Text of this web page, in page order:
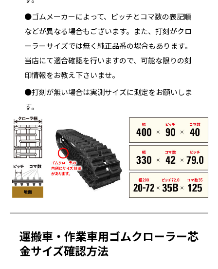
●ゴムメーカーによって、ピッチとコマ数の表記順
などが異なる場合もございます。また、打刻がクロ
ーラーサイズでは無く純正品番の場合もあります。
当店にて適合確認を行いますので、可能な限りの刻
印情報をお教え下さいませ。
●打刻が無い場合は実測サイズに測定をお願いしま
す。
運搬車・作業車用ゴムクローラー芯
金サイズ確認方法